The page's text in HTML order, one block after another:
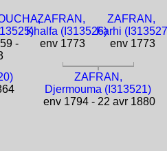
-
ZAFRAN,
Khalfa (I313526)
env 1773
ZAFRAN,
Farhi
env 1773
ZAFRAN,
Djermouma (I313521)
env 1794 - 22 avr 1880